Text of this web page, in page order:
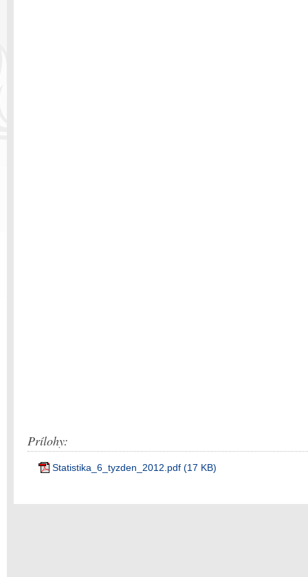
Prílohy:
Statistika_6_tyzden_2012.pdf (17 KB)